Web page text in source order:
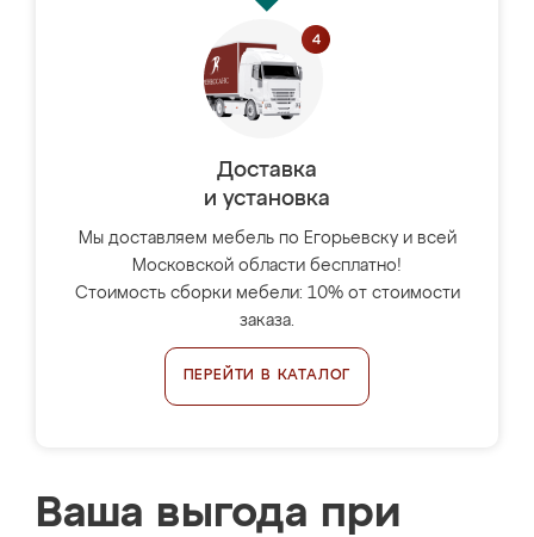
Доставка
и установка
Мы доставляем мебель по Егорьевску и всей
Московской области бесплатно!
Стоимость сборки мебели: 10% от стоимости
заказа.
ПЕРЕЙТИ В КАТАЛОГ
Ваша выгода при